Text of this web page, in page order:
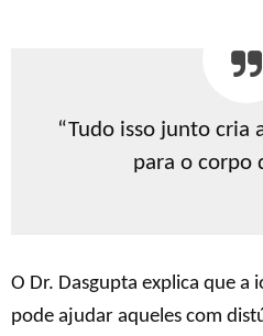
“Tudo isso junto cria
para o corpo
O Dr. Dasgupta explica que a
pode ajudar aqueles com